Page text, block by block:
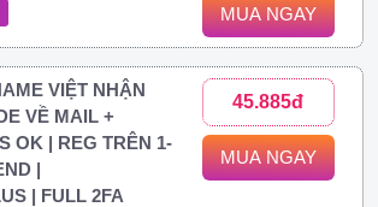
MUA NGAY
VIỆT NHẬN
VỀ MAIL +
OK | REG TRÊN 1-
|
| FULL 2FA
45.885đ
MUA NGAY